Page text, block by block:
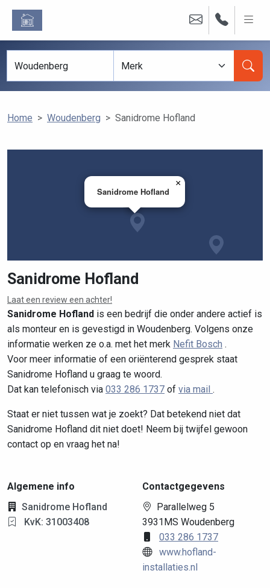
Home Woudenberg Sanidrome Hofland
Sanidrome Hofland
×
Leaflet |© OpenStreetMapcontributors
Sanidrome Hofland
Laat een review een achter!
Sanidrome Hofland is een bedrijf die onder andere actief is
als monteur en is gevestigd in Woudenberg. Volgens onze
informatie werken ze o.a. met het merk Nefit Bosch .
Voor meer informatie of een oriënterend gesprek staat
Sanidrome Hofland u graag te woord.
Dat kan telefonisch via 033 286 1737 of via mail .
Staat er niet tussen wat je zoekt? Dat betekend niet dat
Sanidrome Hofland dit niet doet! Neem bij twijfel gewoon
contact op en vraag het na!
Algemene info
Sanidrome Hofland
KvK: 31003408
Contactgegevens
Parallelweg 5
3931MS Woudenberg
033 286 1737
www.hofland-
installaties.nl